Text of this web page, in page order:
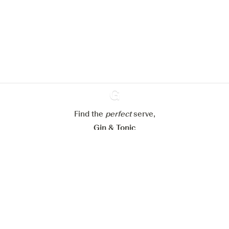
Ginventory
Find the perfectserve,
Gin & Tonic